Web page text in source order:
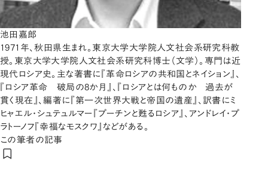
池田嘉郎
1971年、秋田県生まれ。東京大学大学院人文社会系研究科教
授。東京大学大学院人文社会系研究科博士（文学）。専門は近
現代ロシア史。主な著書に『革命ロシアの共和国とネイション』、
『ロシア革命 破局の8か月』、『ロシアとは何ものか 過去が
貫く現在』、編著に『第一次世界大戦と帝国の遺産』、訳書にミ
ヒャエル・シュテュルマー『プーチンと甦るロシア』、アンドレイ・プ
ラトーノフ『幸福なモスクワ』などがある。
この筆者の記事